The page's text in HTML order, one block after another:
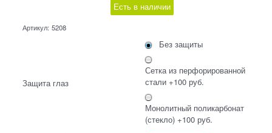
Есть в наличии
Артикул: 5208
Защита глаз
Без защиты
Сетка из перфорированной
стали +100 руб.
Монолитный поликарбонат
(стекло) +100 руб.